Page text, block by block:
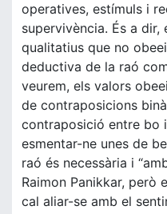
operatives, estímuls i
supervivència. És a
qualitatius que no
deductiva de la raó
veurem, els valors
de contraposicions
contraposició entre bo
esmentar-ne unes de
raó és necessària i
Raimon Panikkar, però
cal aliar-se amb el